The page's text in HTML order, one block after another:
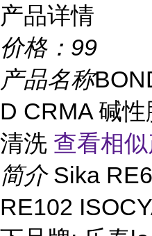
产品详情
价格： 99
产品名称
D CRMA 碱
清洗 查看相
简介 Sika
RE102